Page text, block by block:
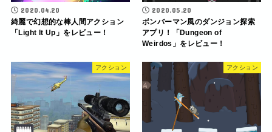
2020.04.20
綺麗で幻想的な棒人間アクション
「Light lt Up」をレビュー！
2020.05.20
ボンバーマン風のダンジョン探索
アプリ！「Dungeon of
Weirdos」をレビュー！
アクション アクション